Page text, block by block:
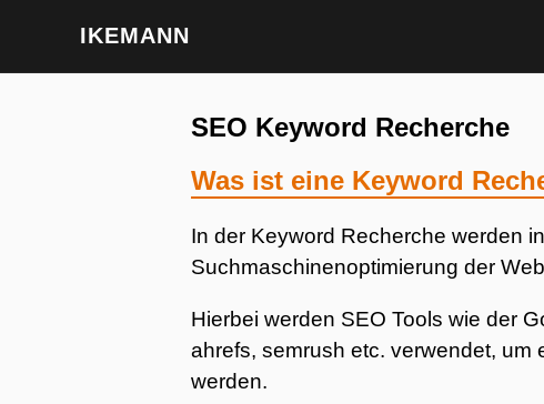
IKEMANN
SEO Keyword Recherche
Was ist eine Keyword
In der Keyword Recherche werden
Suchmaschinenoptimierung der
Hierbei werden SEO Tools wie der
ahrefs, semrush etc. verwendet,
werden.